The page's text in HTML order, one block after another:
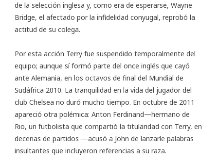
de la selección inglesa y, como era de esperarse, Wayne
Bridge, el afectado por la infidelidad conyugal, reprobó la
actitud de su colega.
Por esta acción Terry fue suspendido temporalmente del
equipo; aunque sí formó parte del once inglés que cayó
ante Alemania, en los octavos de final del Mundial de
Sudáfrica 2010. La tranquilidad en la vida del jugador del
club Chelsea no duró mucho tiempo. En octubre de 2011
apareció otra polémica: Anton Ferdinand—hermano de
Rio, un futbolista que compartió la titularidad con Terry, en
decenas de partidos —acusó a John de lanzarle palabras
insultantes que incluyeron referencias a su raza.